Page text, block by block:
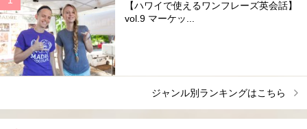
【ハワイで使えるワンフレーズ英会話】
vol.9 マーケッ...
ジャンル別ランキングはこちら